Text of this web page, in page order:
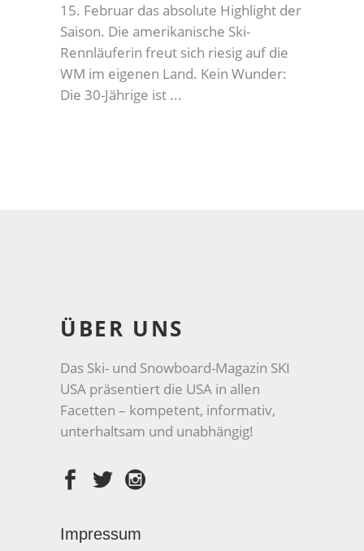
15. Februar das absolute Highlight der
Saison. Die amerikanische Ski-
Rennläuferin freut sich riesig auf die
WM im eigenen Land. Kein Wunder:
Die 30-Jährige ist
ÜBER UNS
Das Ski- und Snowboard-Magazin SKI
USA präsentiert die USA in allen
Facetten – kompetent, informativ,
unterhaltsam und unabhängig!
Impressum